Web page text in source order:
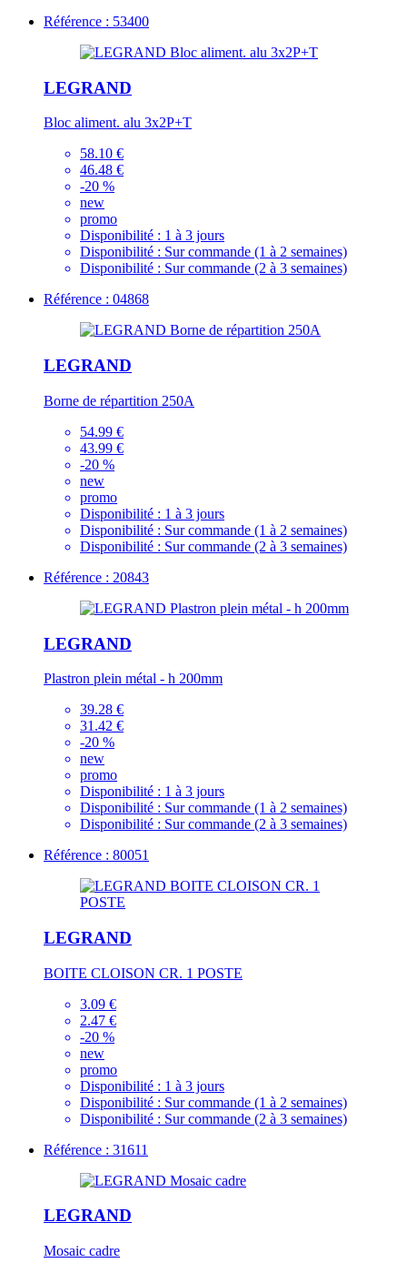
Référence : 53400
LEGRAND
Bloc aliment. alu 3x2P+T
58.10 €
46.48 €
-20 %
new
promo
Disponibilité : 1 à 3 jours
Disponibilité : Sur commande (1 à 2 semaines)
Disponibilité : Sur commande (2 à 3 semaines)
Référence : 04868
LEGRAND
Borne de répartition 250A
54.99 €
43.99 €
-20 %
new
promo
Disponibilité : 1 à 3 jours
Disponibilité : Sur commande (1 à 2 semaines)
Disponibilité : Sur commande (2 à 3 semaines)
Référence : 20843
LEGRAND
Plastron plein métal - h 200mm
39.28 €
31.42 €
-20 %
new
promo
Disponibilité : 1 à 3 jours
Disponibilité : Sur commande (1 à 2 semaines)
Disponibilité : Sur commande (2 à 3 semaines)
Référence : 80051
LEGRAND
BOITE CLOISON CR. 1 POSTE
3.09 €
2.47 €
-20 %
new
promo
Disponibilité : 1 à 3 jours
Disponibilité : Sur commande (1 à 2 semaines)
Disponibilité : Sur commande (2 à 3 semaines)
Référence : 31611
LEGRAND
Mosaic cadre